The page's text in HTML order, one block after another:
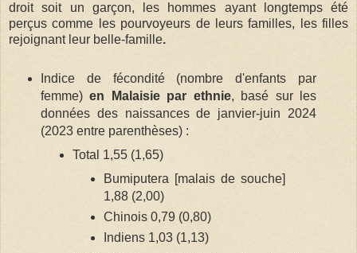
droit soit un garçon, les hommes ayant longtemps été
perçus comme les pourvoyeurs de leurs familles, les filles
rejoignant leur belle-famille.
Indice de fécondité (nombre d'enfants par
femme)en Malaisie par ethnie, basé sur les
données des naissances de janvier-juin 2024
(2023 entre parenthèses) :
Total 1,55 (1,65)
Bumiputera [malais de souche]
1,88 (2,00)
Chinois 0,79 (0,80)
Indiens 1,03 (1,13)